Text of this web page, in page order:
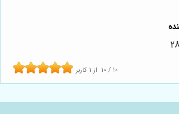
10 / 10 از 1 کاربر